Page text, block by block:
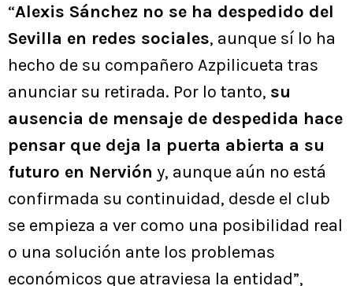
“Alexis Sánchez no se ha despedido del
Sevilla en redes sociales, aunque sí lo ha
hecho de su compañero Azpilicueta tras
anunciar su retirada. Por lo tanto, su
ausencia de mensaje de despedida hace
pensar que deja la puerta abierta a su
futuro en Nervión y, aunque aún no está
confirmada su continuidad, desde el club
se empieza a ver como una posibilidad real
o una solución ante los problemas
económicos que atraviesa la entidad”,